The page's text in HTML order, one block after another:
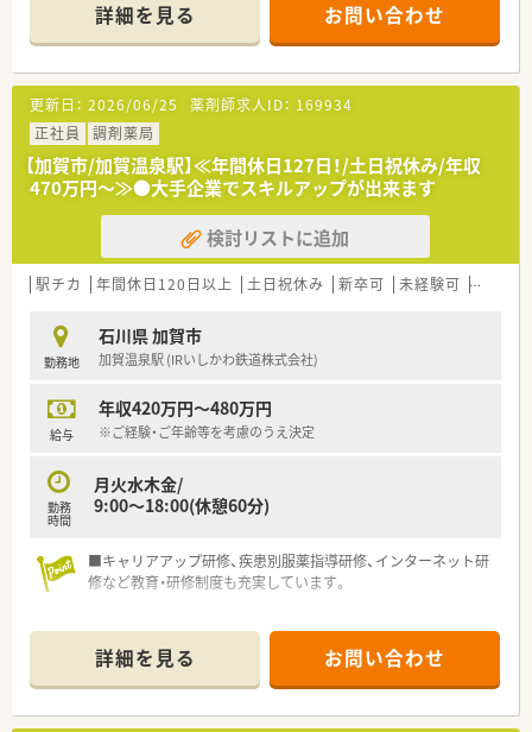
＜希少なOTC販売スタッフの募集です！＞
■未経験の方も相談可能ですので、お気軽にお問合せください◎
■年中無休の店舗です。大型スーパーの中に入っているので、休
憩中やお仕事終わりにお買い物もできます♪
＜お休みもしっかり取得できます！＞
■最大20日間（1～4回分割）の長期連休の取得が可能となり、ほ
ぼ全員が取得をしています。
■長期連休制度もあり、年間休日が120～125日あるのでプライ
ベートな時間を十分に確保できます。
詳細を見る お問い合わせ
更新日： 2026/06/25 薬剤師求人ID： 169934
正社員
調剤薬局
【加賀市/加賀温泉駅】≪年間休日127日！/土日祝休み/年収
470万円～≫●大手企業でスキルアップが出来ます
検討リストに追加
駅チカ 年間休日120日以上 土日祝休み 新卒可 未経験可 ブラン
勤務地
石川県 加賀市
加賀温泉駅 (IRいしかわ鉄道株式会社)
給与
年収420万円～480万円
※ご経験・ご年齢等を考慮のうえ決定
勤務
時間
月火水木金/
9:00～18:00(休憩60分)
■キャリアアップ研修、疾患別服薬指導研修、インターネット研
修など教育・研修制度も充実しています。
詳細を見る お問い合わせ